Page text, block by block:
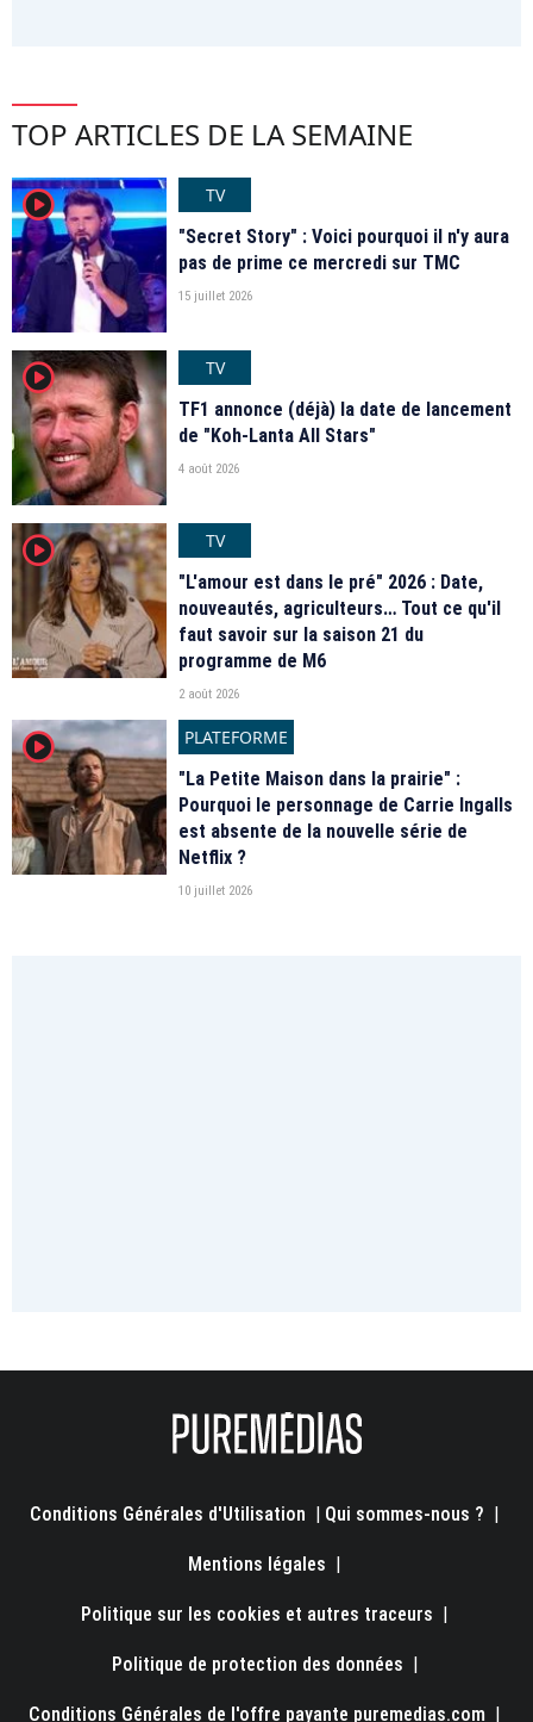
TOP ARTICLES DE LA SEMAINE
player2
TV
"Secret Story" : Voici pourquoi il n'y aura
pas de prime ce mercredi sur TMC
15 juillet 2026
player2
TV
TF1 annonce (déjà) la date de lancement
de "Koh-Lanta All Stars"
4 août 2026
player2
TV
"L'amour est dans le pré" 2026 : Date,
nouveautés, agriculteurs… Tout ce qu'il
faut savoir sur la saison 21 du
programme de M6
2 août 2026
player2
PLATEFORME
"La Petite Maison dans la prairie" :
Pourquoi le personnage de Carrie Ingalls
est absente de la nouvelle série de
Netflix ?
10 juillet 2026
Conditions Générales d'Utilisation Qui sommes-nous ?
Mentions légales
Politique sur les cookies et autres traceurs
Politique de protection des données
Conditions Générales de l'offre payante puremedias.com